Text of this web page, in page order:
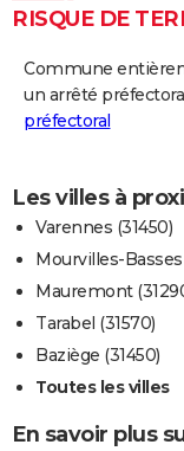
RISQUE DE
Commune
un arrêté
préfectoral
Les villes à
Varennes (31450)
Mourvilles-Basses
Mauremont
Tarabel (31570)
Baziège (31450)
Toutes les villes
En savoir plus